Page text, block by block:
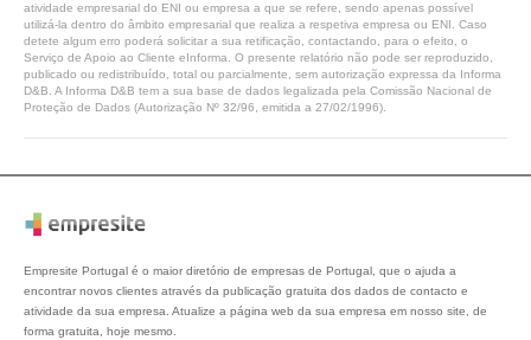
atividade empresarial do ENI ou empresa a que se refere, sendo apenas possível
utilizá-la dentro do âmbito empresarial que realiza a respetiva empresa ou ENI. Caso
detete algum erro poderá solicitar a sua retificação, contactando, para o efeito, o
Serviço de Apoio ao Cliente eInforma. O presente relatório não pode ser reproduzido,
publicado ou redistribuído, total ou parcialmente, sem autorização expressa da Informa
D&B. A Informa D&B tem a sua base de dados legalizada pela Comissão Nacional de
Proteção de Dados (Autorização Nº 32/96, emitida a 27/02/1996).
Empresite Portugal é o maior diretório de empresas de Portugal, que o ajuda a
encontrar novos clientes através da publicação gratuita dos dados de contacto e
atividade da sua empresa. Atualize a página web da sua empresa em nosso site, de
forma gratuita, hoje mesmo.